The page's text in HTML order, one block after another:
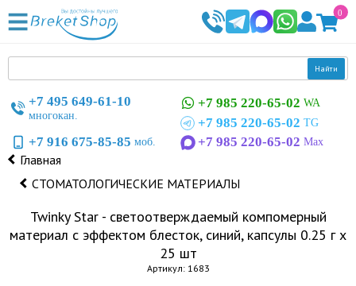
0
Найти
+7 495 649-61-10
многокан.
+7 916 675-85-85 моб.
+7 985 220-65-02 WA
+7 985 220-65-02 TG
+7 985 220-65-02 Max
Главная
СТОМАТОЛОГИЧЕСКИЕ МАТЕРИАЛЫ
Twinky Star - светоотверждаемый компомерный
материал с эффектом блесток, синий, капсулы 0.25 г х
25 шт
Артикул: 1683